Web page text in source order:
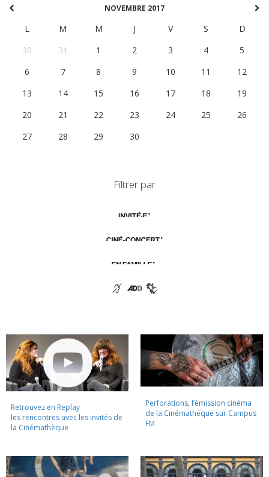
NOVEMBRE 2017
L M M J V S
D
30
31 1 2 3 4
5
6
7 8 9 10 11
12
13
14 15 16 17 18
19
20
21 22 23 24 25
26
27
28 29 30
Filtrer par
Retrouvez en Replay
les rencontres avec les invités de
la Cinémathèque
Perforations, l’émission cinéma
de la Cinémathèque sur Campus
FM